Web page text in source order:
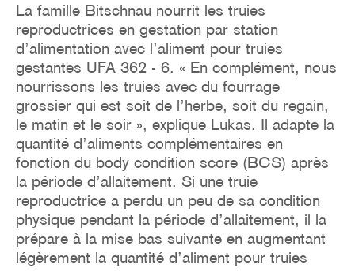
La famille Bitschnau nourrit les truies
reproductrices en gestation par station
d’alimentation avec l’aliment pour truies
gestantes UFA 362 - 6. « En complément, nous
nourrissons les truies avec du fourrage
grossier qui est soit de l’herbe, soit du regain,
le matin et le soir », explique Lukas. Il adapte la
quantité d’aliments complémentaires en
fonction du body condition score (BCS) après
la période d’allaitement. Si une truie
reproductrice a perdu un peu de sa condition
physique pendant la période d’allaitement, il la
prépare à la mise bas suivante en augmentant
légèrement la quantité d’aliment pour truies